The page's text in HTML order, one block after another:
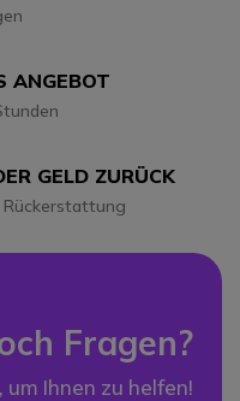
ANGEBOT
GELD ZURÜCK
Rückerstattung
Fragen?
um Ihnen zu helfen!